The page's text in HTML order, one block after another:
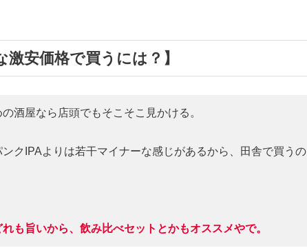
安価格で買うには？】
酒屋なら店頭でもそこそこ見かける。
クIPAよりは若干マイナーな感じがあるから、田舎で買うの
も旨いから、飲み比べセットとかもオススメやで。